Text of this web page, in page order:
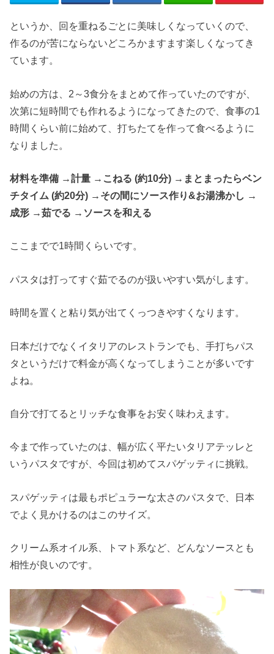
というか、回を重ねるごとに美味しくなっていくので、
作るのが苦にならないどころかますます楽しくなってき
ています。
始めの方は、2～3食分をまとめて作っていたのですが、
次第に短時間でも作れるようになってきたので、食事の1
時間くらい前に始めて、打ちたてを作って食べるように
なりました。
材料を準備 →計量 →こねる (約10分) →まとまったらベン
チタイム (約20分) →その間にソース作り&お湯沸かし →
成形 →茹でる →ソースを和える
ここまでで1時間くらいです。
パスタは打ってすぐ茹でるのが扱いやすい気がします。
時間を置くと粘り気が出てくっつきやすくなります。
日本だけでなくイタリアのレストランでも、手打ちパス
タというだけで料金が高くなってしまうことが多いです
よね。
自分で打てるとリッチな食事をお安く味わえます。
今まで作っていたのは、幅が広く平たいタリアテッレと
いうパスタですが、今回は初めてスパゲッティに挑戦。
スパゲッティは最もポピュラーな太さのパスタで、日本
でよく見かけるのはこのサイズ。
クリーム系オイル系、トマト系など、どんなソースとも
相性が良いのです。